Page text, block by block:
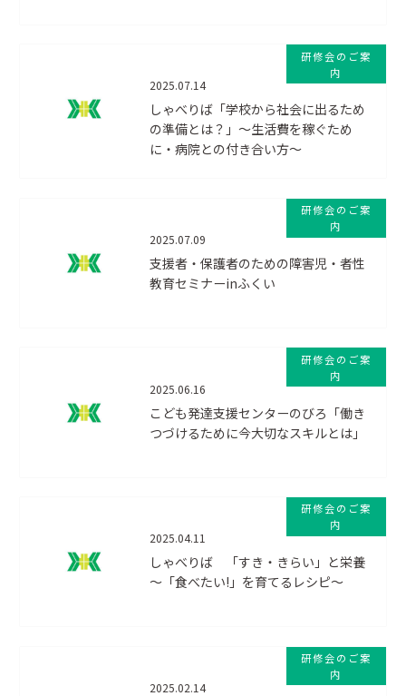
研修会のご案
内
2025.07.14
しゃべりば「学校から社会に出るため
の準備とは？」〜生活費を稼ぐため
に・病院との付き合い方〜
研修会のご案
内
2025.07.09
支援者・保護者のための障害児・者性
教育セミナーinふくい
研修会のご案
内
2025.06.16
こども発達支援センターのびろ「働き
つづけるために今大切なスキルとは」
研修会のご案
内
2025.04.11
しゃべりば 「すき・きらい」と栄養
～「食べたい!」を育てるレシピ～
研修会のご案
内
2025.02.14